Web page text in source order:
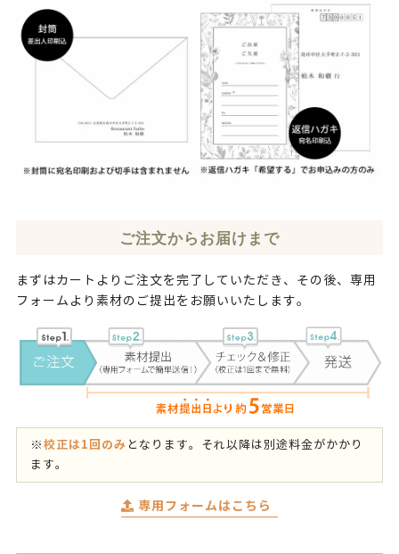
ご注文からお届けまで
まずはカートよりご注文を完了していただき、その後、専用
フォームより素材のご提出をお願いいたします。
※校正は1回のみ となります。それ以降は別途料金がかかり
ます。
専用フォームはこちら